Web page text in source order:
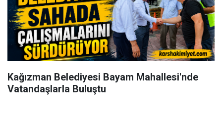
Kağızman Belediyesi Bayam Mahallesi'nde
Vatandaşlarla Buluştu